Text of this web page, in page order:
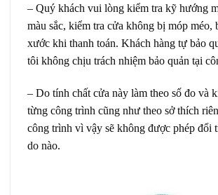
– Quý khách vui lòng kiểm tra kỹ hướng
màu sắc, kiểm tra cửa không bị móp méo,
xước khi thanh toán. Khách hàng tự bảo
tôi không chịu trách nhiệm bảo quản tại
– Do tính chất cửa này làm theo số đo và
từng công trình cũng như theo sở thích
công trình vì vậy sẽ không được phép đổi
do nào.